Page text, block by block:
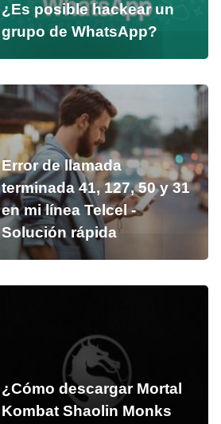
¿Es posible hackear un
grupo de WhatsApp?
Error de llamada
terminada 41, 127, 50 y 31
en mi línea Telcel -
Solución rápida
¿Cómo descargar Mortal
Kombat Shaolin Monks